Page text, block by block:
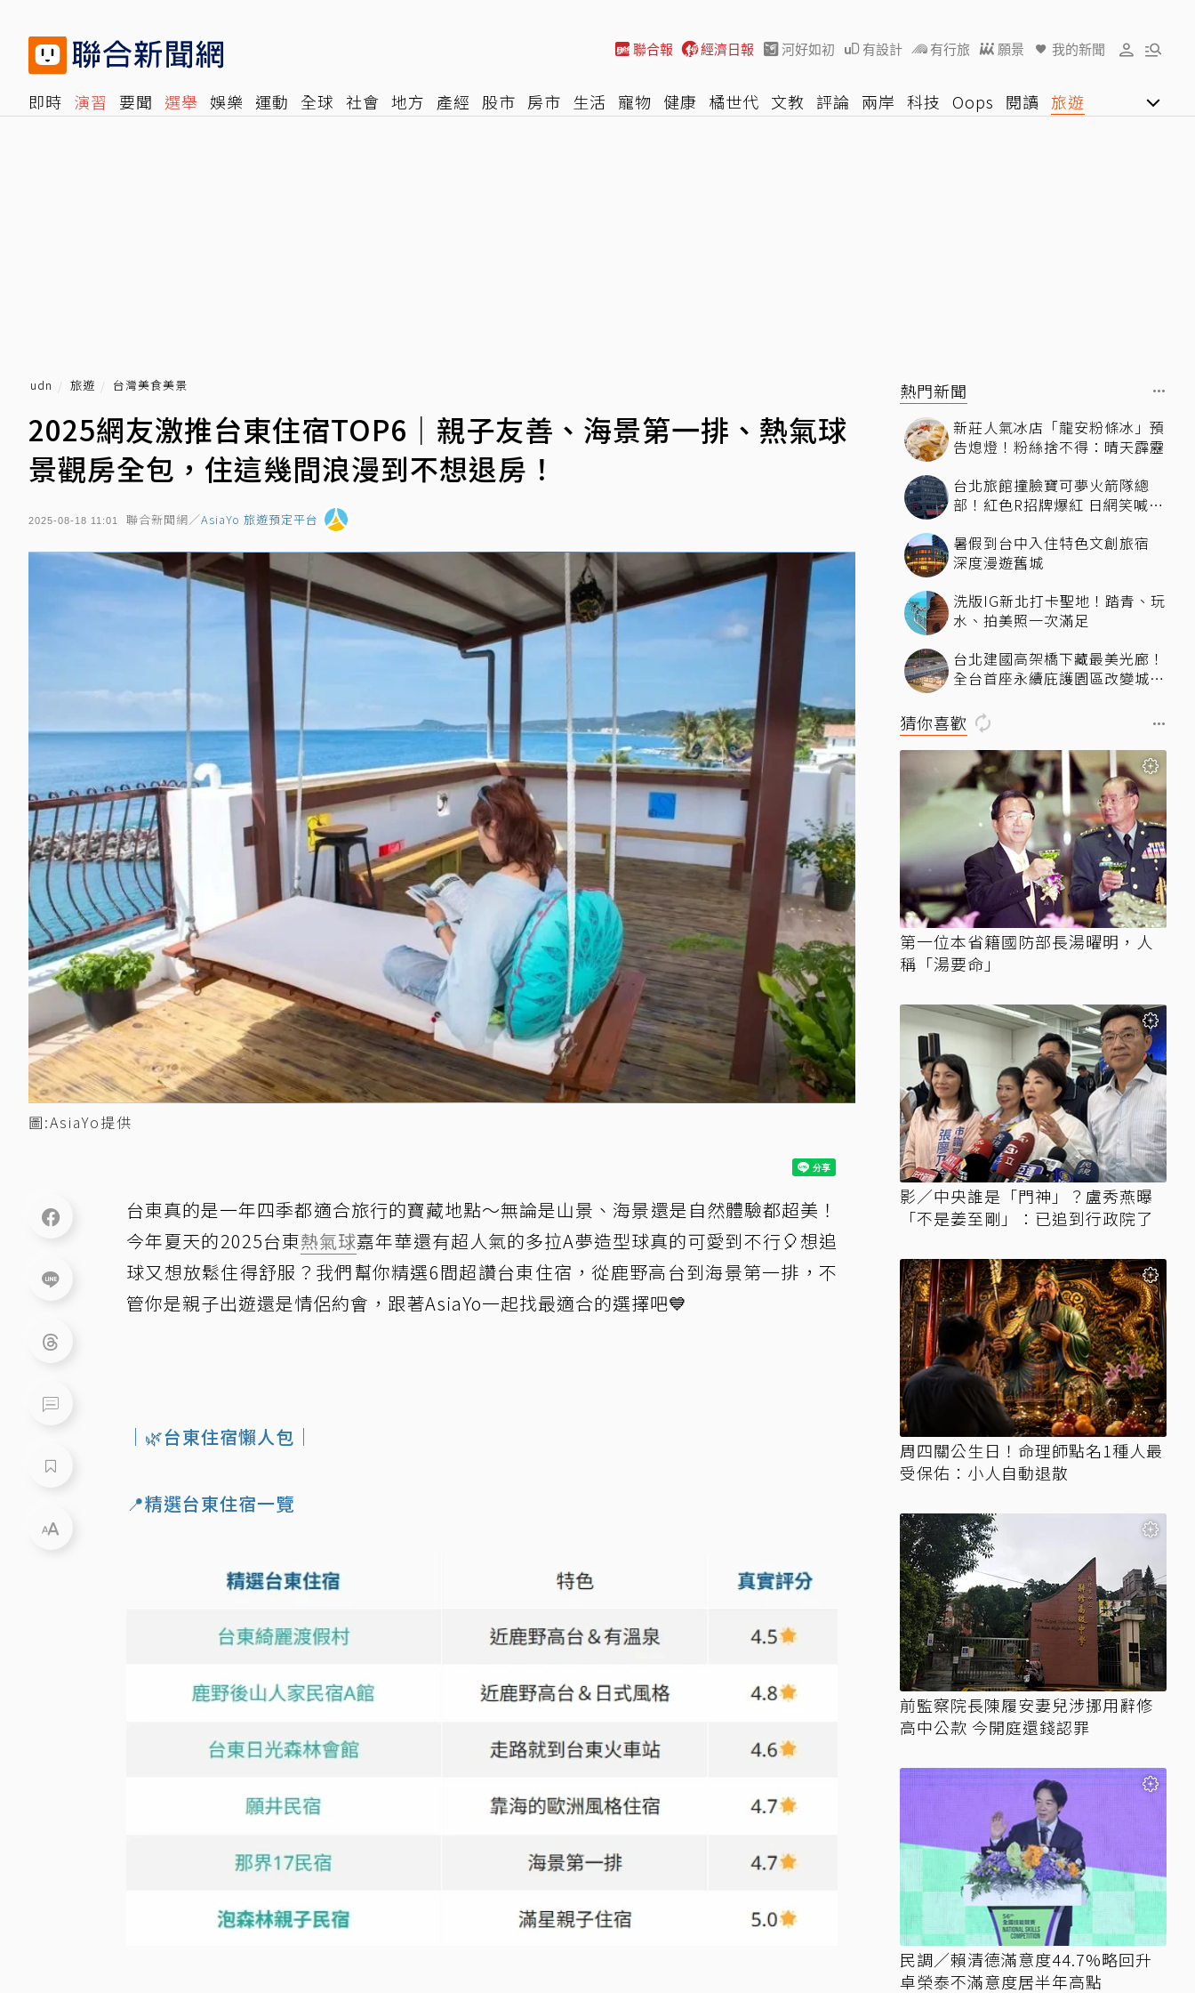
聯合報 經濟日報 河好如初 有設計 有行旅 願景 我的新聞
即時 演習 要聞 選舉 娛樂 運動 全球 社會 地方 產經 股市 房市 生活 寵物 健康 橘世代 文教 評論 兩岸 科技 Oops 閱讀 旅遊
udn 旅遊 台灣美食美景
2025網友激推台東住宿TOP6｜親子友善、海景第一排、熱氣球
景觀房全包，住這幾間浪漫到不想退房！
2025-08-18 11:01 聯合新聞網／AsiaYo 旅遊預定平台
圖:AsiaYo提供
台東真的是一年四季都適合旅行的寶藏地點～無論是山景、海景還是自然體驗都超美！
今年夏天的2025台東熱氣球嘉年華還有超人氣的多拉A夢造型球真的可愛到不行🎈想追
球又想放鬆住得舒服？我們幫你精選6間超讚台東住宿，從鹿野高台到海景第一排，不
管你是親子出遊還是情侶約會，跟著AsiaYo一起找最適合的選擇吧💙
｜🌿台東住宿懶人包｜
📍精選台東住宿一覽
熱門新聞
新莊人氣冰店「龍安粉條冰」預
告熄燈！粉絲捨不得：晴天霹靂
台北旅館撞臉寶可夢火箭隊總
部！紅色R招牌爆紅 日網笑喊：
暑假到台中入住特色文創旅宿
深度漫遊舊城
洗版IG新北打卡聖地！踏青、玩
水、拍美照一次滿足
台北建國高架橋下藏最美光廊！
全台首座永續庇護園區改變城市
猜你喜歡
第一位本省籍國防部長湯曜明，人
稱「湯要命」
影／中央誰是「門神」？盧秀燕曝
「不是姜至剛」：已追到行政院了
周四關公生日！命理師點名1種人最
受保佑：小人自動退散
前監察院長陳履安妻兒涉挪用辭修
高中公款 今開庭還錢認罪
民調／賴清德滿意度44.7%略回升
卓榮泰不滿意度居半年高點